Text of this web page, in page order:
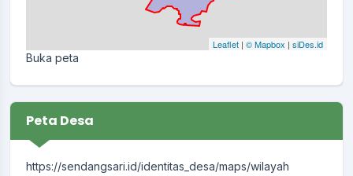
Leaflet | © Mapbox | siDes.id
Buka peta
Peta Desa
https://sendangsari.id/identitas_desa/maps/wilayah